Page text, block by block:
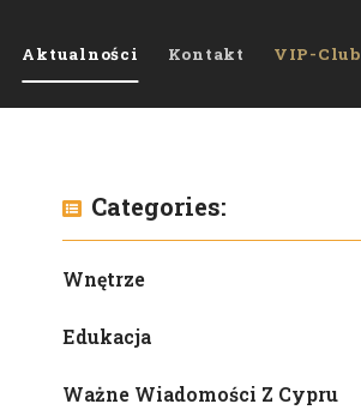
Aktualności Kontakt VIP-Club
Categories:
Wnętrze
Edukacja
Ważne Wiadomości Z Cypru